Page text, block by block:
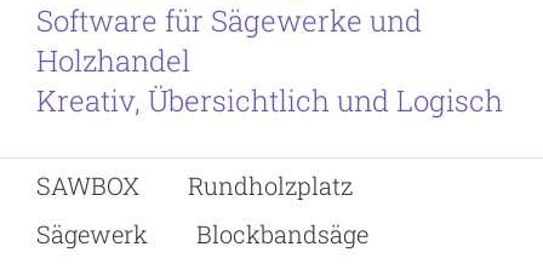
Software für Sägewerke und
Holzhandel
Kreativ, Übersichtlich und Logisch
SAWBOX
Rundholzplatz
Sägewerk
Blockbandsäge